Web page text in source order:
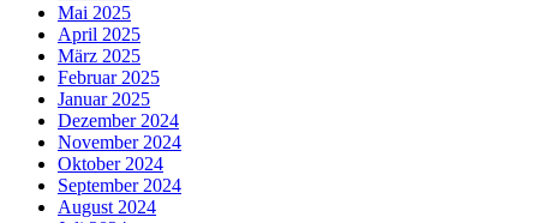
Mai 2025
April 2025
März 2025
Februar 2025
Januar 2025
Dezember 2024
November 2024
Oktober 2024
September 2024
August 2024